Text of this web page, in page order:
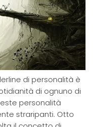
di personalità è
di ognuno di
personalità
straripanti. Otto